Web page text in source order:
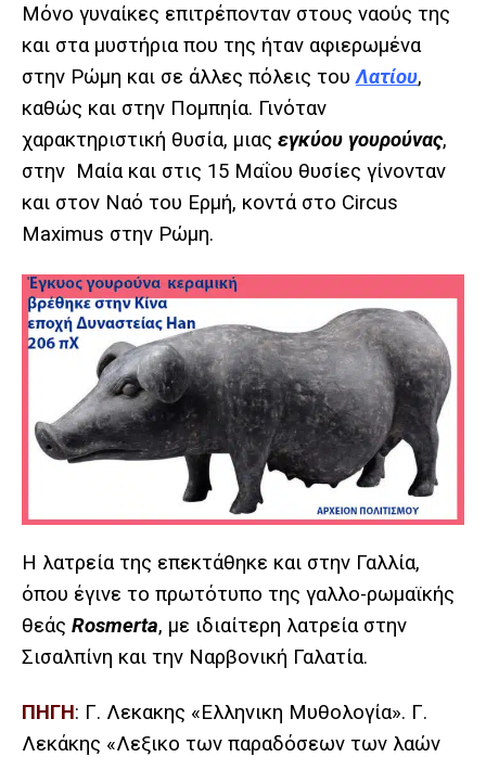
Μόνο γυναίκες επιτρέπονταν στους ναούς της
και στα μυστήρια που της ήταν αφιερωμένα
στην Ρώμη και σε άλλες πόλεις τουΛατίου,
καθώς και στην Πομπηία. Γινόταν
χαρακτηριστική θυσία, μιας εγκύου γουρούνας,
στην Μαία και στις 15 Μαΐου θυσίες γίνονταν
και στον Ναό του Ερμή, κοντά στο Circus
Maximus στην Ρώμη.
Η λατρεία της επεκτάθηκε και στην Γαλλία,
όπου έγινε το πρωτότυπο της γαλλο-ρωμαϊκής
θεάς Rosmerta, με ιδιαίτερη λατρεία στην
Σισαλπίνη και την Ναρβονική Γαλατία.
ΠΗΓΗ: Γ. Λεκακης «Ελληνικη Μυθολογία». Γ.
Λεκάκης «Λεξικο των παραδόσεων των λαών